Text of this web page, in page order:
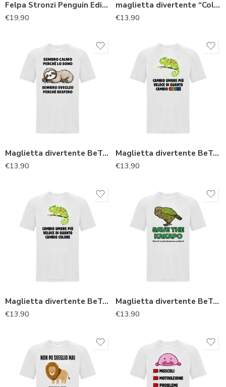
Felpa Stronzi Penguin Edition
€19,90
maglietta divertente “Coltivo idee ma mi crescono cazzate”
€13,90
Maglietta divertente BeTee “Bradipo”
€13,90
Maglietta divertente BeTee “Camaleonte arcobaleno”
€13,90
Maglietta divertente BeTee “Camaleonte”
€13,90
Maglietta divertente BeTee “Kakapo”
€13,90